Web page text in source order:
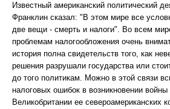
Известный американский политический
Франклин сказал: "В этом мире все
две вещи - смерть и налоги". Во всем
проблемам налогообложения очень
история полна свидетельств того, как
решения разрушали государства или
до того политикам. Можно в этой связи
налоговых ошибок в возникновении войны
Великобритании ее североамериканских